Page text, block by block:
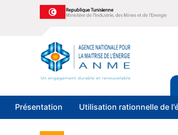
Image
Présentation Utilisation rationnelle de